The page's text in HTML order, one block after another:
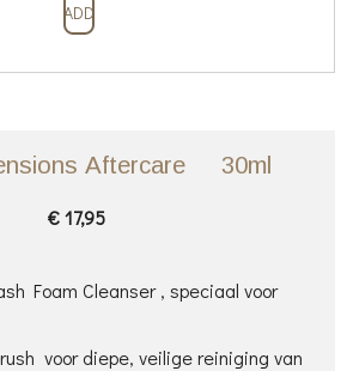
ADD
Aftercare 30ml
€ 17,95
Foam Cleanser , speciaal voor
voor diepe, veilige reiniging van